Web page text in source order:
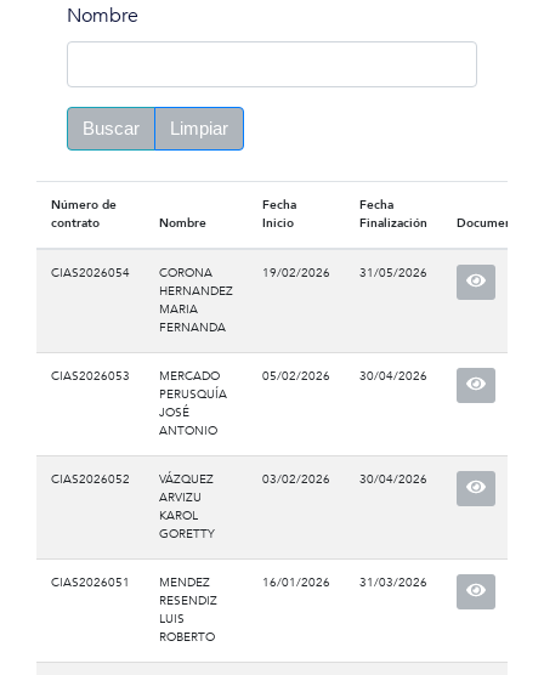
Nombre
Buscar Limpiar
Número de
contrato
Nombre
Fecha
Inicio
Fecha
Finalización
Documento
CIAS2026054
CORONA
HERNANDEZ
MARIA
FERNANDA
19/02/2026 31/05/2026
CIAS2026053
MERCADO
PERUSQUÍA
JOSÉ
ANTONIO
05/02/2026 30/04/2026
CIAS2026052
VÁZQUEZ
ARVIZU
KAROL
GORETTY
03/02/2026 30/04/2026
CIAS2026051
MENDEZ
RESENDIZ
LUIS
ROBERTO
16/01/2026 31/03/2026